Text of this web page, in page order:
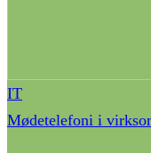
IT
Mødetelefoni i